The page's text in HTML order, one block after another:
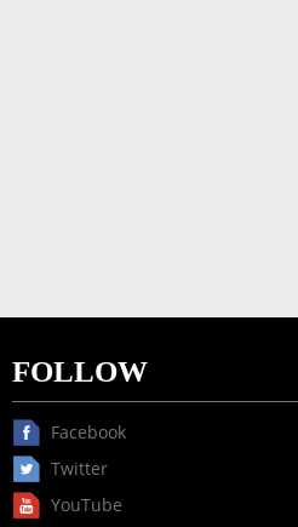
FOLLOW
Facebook
Twitter
YouTube